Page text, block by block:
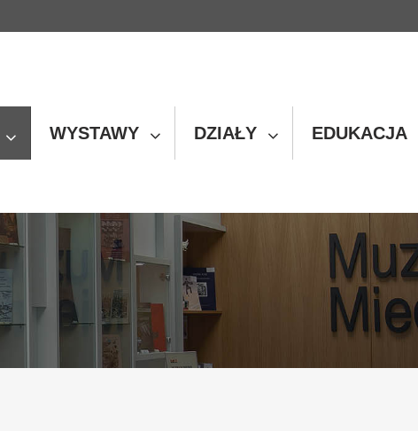
WYSTAWY DZIAŁY EDUKACJA